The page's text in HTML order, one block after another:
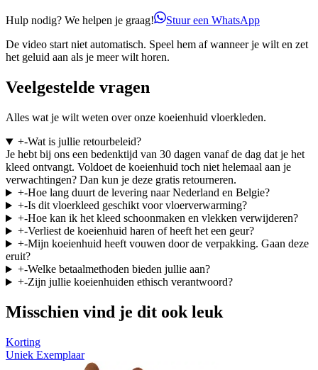
Hulp nodig? We helpen je graag!
Stuur een WhatsApp
De video start niet automatisch. Speel hem af wanneer je wilt en zet
het geluid aan als je meer wilt horen.
Veelgestelde vragen
Alles wat je wilt weten over onze koeienhuid vloerkleden.
+-Wat is jullie retourbeleid?
Je hebt bij ons een bedenktijd van 30 dagen vanaf de dag dat je het
kleed ontvangt. Voldoet de koeienhuid toch niet helemaal aan je
verwachtingen? Dan kun je deze gratis retourneren.
+-Hoe lang duurt de levering naar Nederland en Belgie?
+-Is dit vloerkleed geschikt voor vloerverwarming?
+-Hoe kan ik het kleed schoonmaken en vlekken verwijderen?
+-Verliest de koeienhuid haren of heeft het een geur?
+-Mijn koeienhuid heeft vouwen door de verpakking. Gaan deze
eruit?
+-Welke betaalmethoden bieden jullie aan?
+-Zijn jullie koeienhuiden ethisch verantwoord?
Misschien vind je dit ook leuk
Korting
Uniek Exemplaar